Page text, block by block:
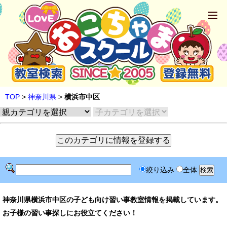
TOP > 神奈川県 > 横浜市中区
絞り込み 全体
神奈川県横浜市中区の子ども向け習い事教室情報を掲載しています。
お子様の習い事探しにお役立てください！